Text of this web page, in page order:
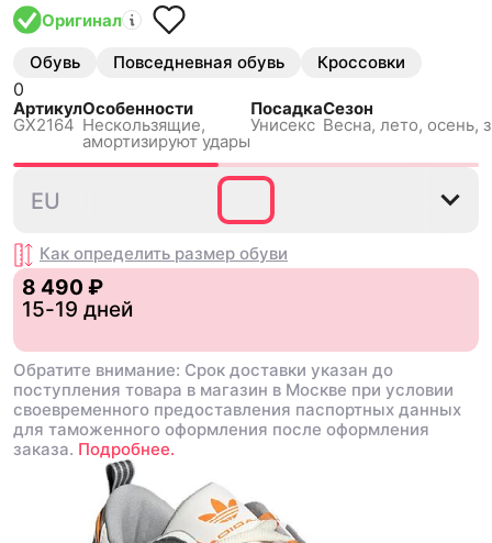
Оригинал
Обувь Повседневная обувь Кроссовки
0
Артикул
GX2164
Особенности
Нескользящиe,
амортизируют удары
Посадка
Унисекс
Сезон
Весна, лето, осень,
42
EU
Как определить размер обуви
8 490 ₽
15-19 дней
Обратите внимание: Срок доставки указан до
поступления товара в магазин в Москве при условии
своевременного предоставления паспортных данных
для таможенного оформления после оформления
заказа. Подробнее.